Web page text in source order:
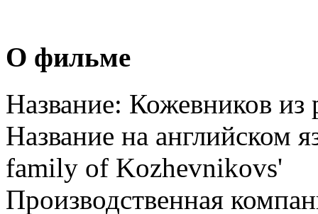
О фильме
Название: Кожевников из
Название на английском
family of Kozhevnikovs'
Производственная